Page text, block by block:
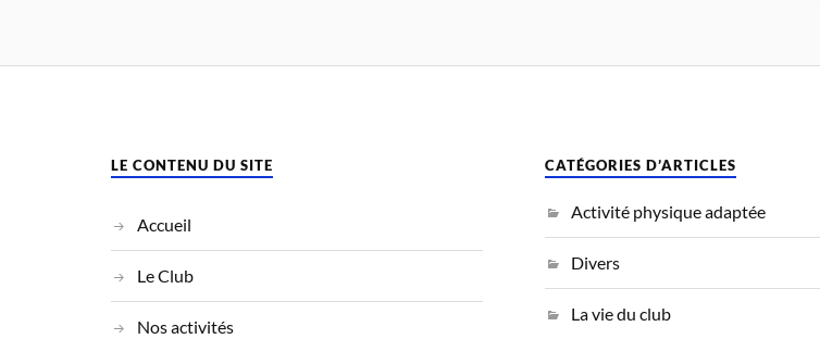
LE CONTENU DU SITE
Accueil
Le Club
Nos activités
CATÉGORIES D’ARTICLES
Activité physique adaptée
Divers
La vie du club